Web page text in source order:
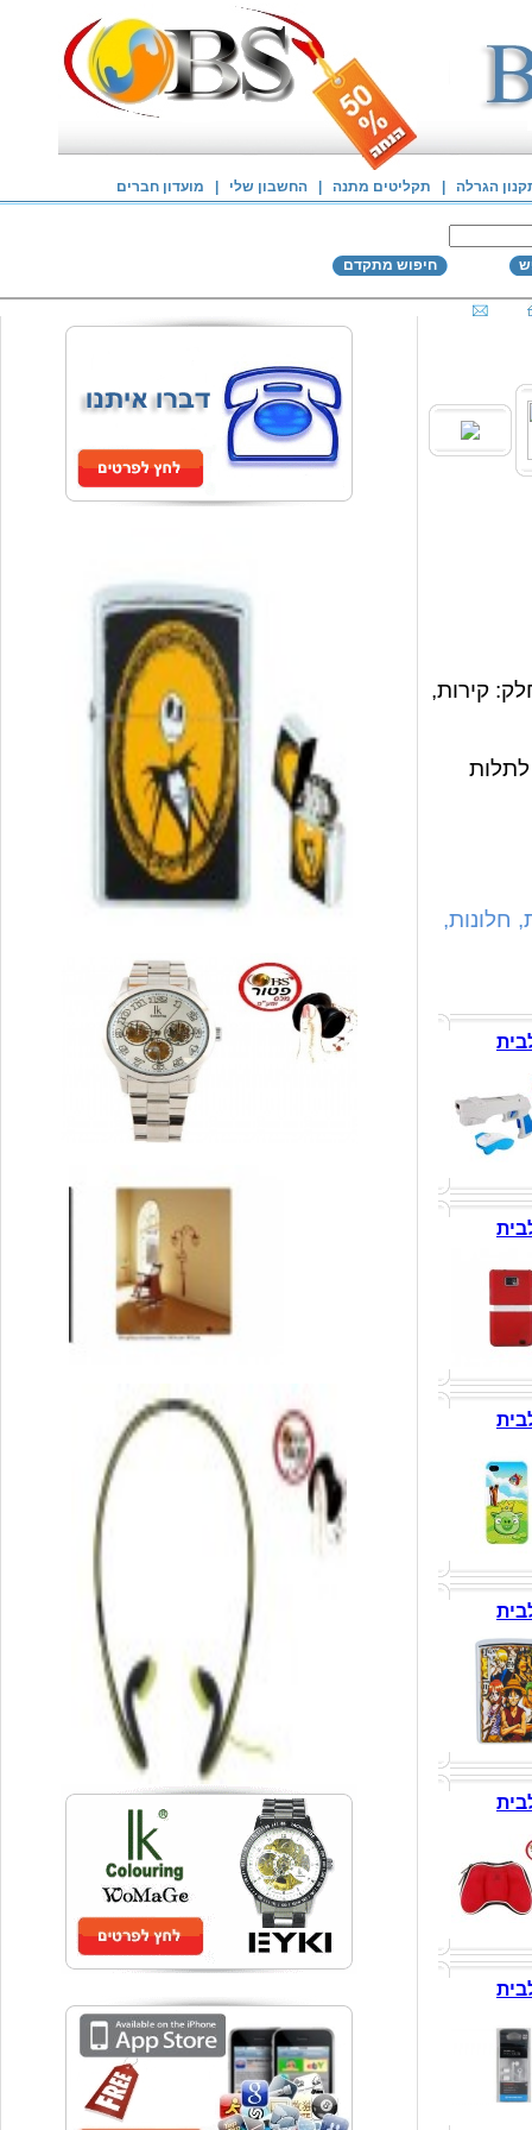
הגרלה תקליטים מתנה החשבון שלי מועדון חברים
חיפוש מתקדם
קירות,
חלונות,